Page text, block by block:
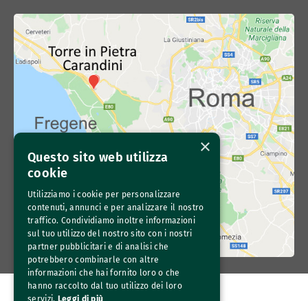
×
Questo sito web utilizza
cookie
Utilizziamo i cookie per personalizzare
contenuti, annunci e per analizzare il nostro
traffico. Condividiamo inoltre informazioni
sul tuo utilizzo del nostro sito con i nostri
partner pubblicitari e di analisi che
potrebbero combinarle con altre
informazioni che hai fornito loro o che
hanno raccolto dal tuo utilizzo dei loro
servizi. Leggi di più